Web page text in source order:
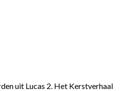
uit Lucas 2. Het Kerstverhaal